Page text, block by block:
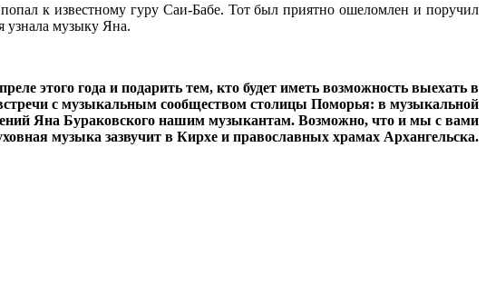
к известному гуру Саи-Бабе. Тот был приятно ошеломлен и поручил
узнала музыку Яна.
этого года и подарить тем, кто будет иметь возможность выехать в
с музыкальным сообществом столицы Поморья: в музыкальной
Яна Бураковского нашим музыкантам. Возможно, что и мы с вами
музыка зазвучит в Кирхе и православных храмах Архангельска.